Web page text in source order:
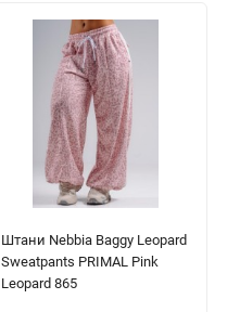
Штани Nebbia Baggy Leopard
Sweatpants PRIMAL Pink
Leopard 865